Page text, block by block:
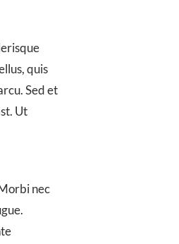
quis
Sed et
Ut
nec